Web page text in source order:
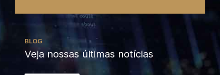
BLOG
Veja nossas últimas notícias